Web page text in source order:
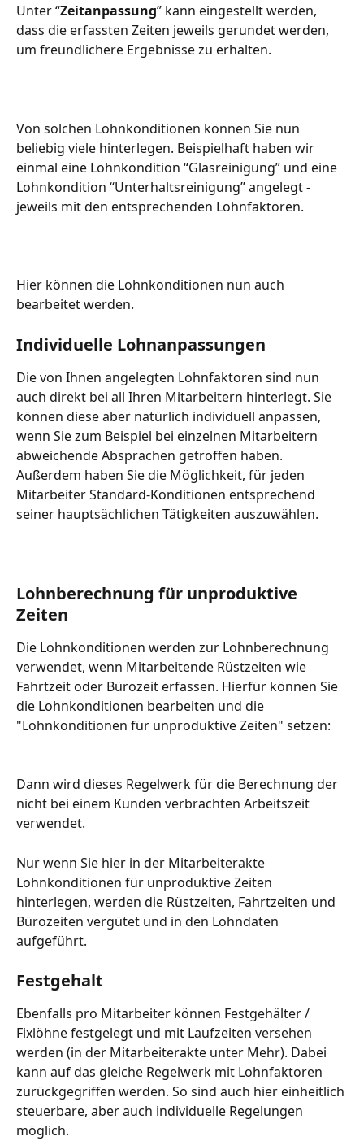
Unter “Zeitanpassung” kann eingestellt werden,
dass die erfassten Zeiten jeweils gerundet werden,
um freundlichere Ergebnisse zu erhalten.
Von solchen Lohnkonditionen können Sie nun
beliebig viele hinterlegen. Beispielhaft haben wir
einmal eine Lohnkondition “Glasreinigung” und eine
Lohnkondition “Unterhaltsreinigung” angelegt -
jeweils mit den entsprechenden Lohnfaktoren.
Hier können die Lohnkonditionen nun auch
bearbeitet werden.
Individuelle Lohnanpassungen
Die von Ihnen angelegten Lohnfaktoren sind nun
auch direkt bei all Ihren Mitarbeitern hinterlegt. Sie
können diese aber natürlich individuell anpassen,
wenn Sie zum Beispiel bei einzelnen Mitarbeitern
abweichende Absprachen getroffen haben.
Außerdem haben Sie die Möglichkeit, für jeden
Mitarbeiter Standard-Konditionen entsprechend
seiner hauptsächlichen Tätigkeiten auszuwählen.
Lohnberechnung für unproduktive
Zeiten
Die Lohnkonditionen werden zur Lohnberechnung
verwendet, wenn Mitarbeitende Rüstzeiten wie
Fahrtzeit oder Bürozeit erfassen. Hierfür können Sie
die Lohnkonditionen bearbeiten und die
"Lohnkonditionen für unproduktive Zeiten" setzen:
Dann wird dieses Regelwerk für die Berechnung der
nicht bei einem Kunden verbrachten Arbeitszeit
verwendet.
Nur wenn Sie hier in der Mitarbeiterakte
Lohnkonditionen für unproduktive Zeiten
hinterlegen, werden die Rüstzeiten, Fahrtzeiten und
Bürozeiten vergütet und in den Lohndaten
aufgeführt.
Festgehalt
Ebenfalls pro Mitarbeiter können Festgehälter /
Fixlöhne festgelegt und mit Laufzeiten versehen
werden (in der Mitarbeiterakte unter Mehr). Dabei
kann auf das gleiche Regelwerk mit Lohnfaktoren
zurückgegriffen werden. So sind auch hier einheitlich
steuerbare, aber auch individuelle Regelungen
möglich.